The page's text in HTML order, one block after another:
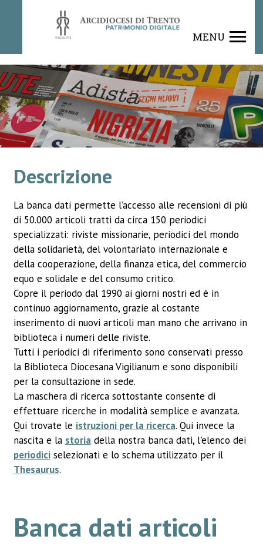
MENU
Descrizione
La banca dati permette l’accesso alle recensioni di più
di 50.000 articoli tratti da circa 150 periodici
specializzati: riviste missionarie, periodici del mondo
della solidarietà, del volontariato internazionale e
della cooperazione, della finanza etica, del commercio
equo e solidale e del consumo critico.
Copre il periodo dal 1990 ai giorni nostri ed è in
continuo aggiornamento, grazie al costante
inserimento di nuovi articoli man mano che arrivano in
biblioteca i numeri delle riviste.
Tutti i periodici di riferimento sono conservati presso
la Biblioteca Diocesana Vigilianum e sono disponibili
per la consultazione in sede.
La maschera di ricerca sottostante consente di
effettuare ricerche in modalità semplice e avanzata.
Qui trovate le istruzioni per la ricerca. Qui invece la
nascita e la storiadella nostra banca dati, l'elenco dei
periodiciselezionati e lo schema utilizzato per il
Thesaurus.
Banca dati articoli